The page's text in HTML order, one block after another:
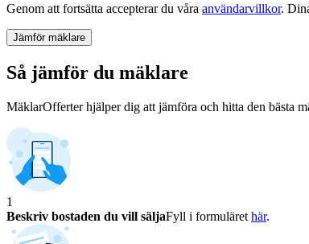
Genom att fortsätta accepterar du våra användarvillkor.
Jämför mäklare
Så jämför du mäklare
MäklarOfferter hjälper dig att jämföra och hitta den bästa
1
Beskriv bostaden du vill säljaFyll i formuläret här.